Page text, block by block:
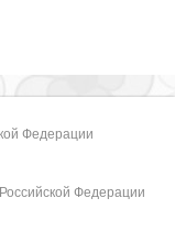
Федерации
Федерации